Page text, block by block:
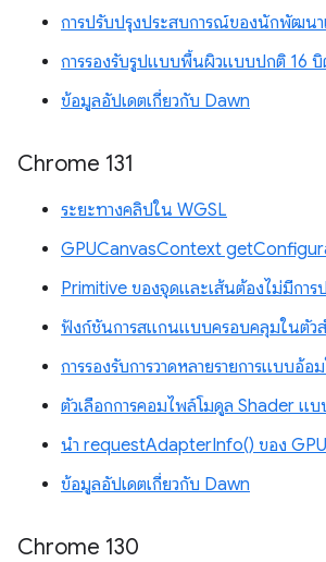
การปรับปรุงประสบการณ์ของนักพัฒน
การรองรับรูปแบบพื้นผิวแบบปกติ 16 บิ
ข้อมูลอัปเดตเกี่ยวกับ Dawn
Chrome 131
ระยะทางคลิปใน WGSL
GPUCanvasContext
Primitive ของจุดและเส้นต้องไม่มีการ
ฟังก์ชันการสแกนแบบครอบคลุมในตัว
การรองรับการวาดหลายรายการแบบอ้
ตัวเลือกการคอมไพล์โมดูล Shader แบ
นำ requestAdapterInfo() ของ
ข้อมูลอัปเดตเกี่ยวกับ Dawn
Chrome 130